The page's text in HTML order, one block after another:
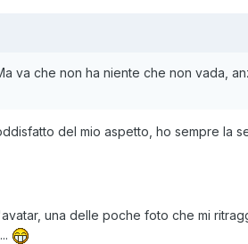
va che non ha niente che non vada,
del mio aspetto, ho sempre la
una delle poche foto che mi